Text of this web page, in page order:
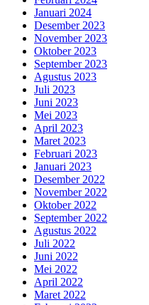
Januari 2024
Desember 2023
November 2023
Oktober 2023
September 2023
Agustus 2023
Juli 2023
Juni 2023
Mei 2023
April 2023
Maret 2023
Februari 2023
Januari 2023
Desember 2022
November 2022
Oktober 2022
September 2022
Agustus 2022
Juli 2022
Juni 2022
Mei 2022
April 2022
Maret 2022